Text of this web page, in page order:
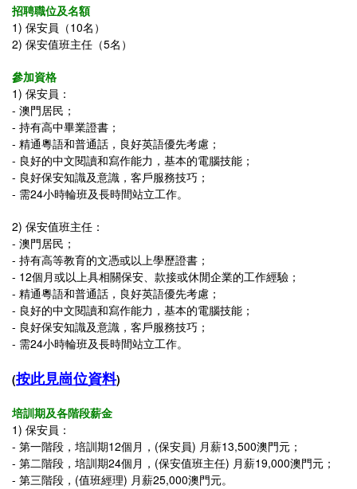
招聘職位及名額
1) 保安員（10名）
2) 保安值班主任（5名）
參加資格
1) 保安員：
- 澳門居民；
- 持有高中畢業證書 ；
- 精通粵語和普通話，良好英語優先考慮 ；
- 良好的中文閱讀和寫作能力，基本的電腦技能 ；
- 良好保安知識及意識，客戶服務技巧 ；
- 需24小時輪班及長時間站立工作。
2) 保安值班主任：
- 澳門居民；
- 持有高等教育的文憑或以上學歷證書 ；
- 12個月或以上具相關保安、款接或休閒企業的工作經驗；
- 精通粵語和普通話，良好英語優先考慮 ；
- 良好的中文閱讀和寫作能力，基本的電腦技能 ；
- 良好保安知識及意識，客戶服務技巧 ；
- 需24小時輪班及長時間站立工作。
(按此見崗位資料)
培訓期及各階段薪金
1) 保安員：
- 第一階段，培訓期12個月，(保安員) 月薪13,500澳門元；
- 第二階段， 培訓期24個月，(保安值班主任) 月薪19,000澳門元；
- 第三階段，(值班經理) 月薪25,000澳門元。